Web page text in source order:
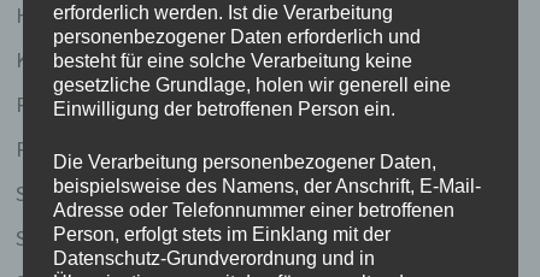
Held(inn)en des Tages
Küchenlatein
Redhead running (und andere sportliche Ambitionen
Reiselust
Schreibstube
Silkes Sinnsuche
erforderlich werden. Ist die Verarbeitung
personenbezogener Daten erforderlich und
besteht für eine solche Verarbeitung keine
gesetzliche Grundlage, holen wir generell eine
Einwilligung der betroffenen Person ein.
Die Verarbeitung personenbezogener Daten,
beispielsweise des Namens, der Anschrift, E-Mail-
Adresse oder Telefonnummer einer betroffenen
Person, erfolgt stets im Einklang mit der
Datenschutz-Grundverordnung und in